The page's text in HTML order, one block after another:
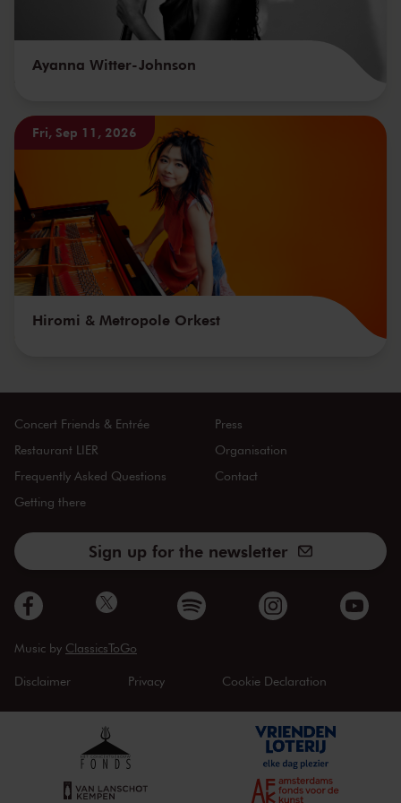
Ayanna Witter-Johnson
Fri, Sep 11, 2026
Hiromi & Metropole Orkest
Concert Friends & Entrée
Restaurant LIER
Frequently Asked Questions
Getting there
Press
Organisation
Contact
Sign up for the newsletter
Music by ClassicsToGo
Disclaimer Privacy Cookie Declaration